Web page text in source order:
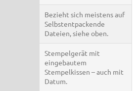
Bezieht sich meistens auf
Selbstentpackende
Dateien, siehe oben.
Stempelgerät mit
eingebautem
Stempelkissen – auch mit
Datum.